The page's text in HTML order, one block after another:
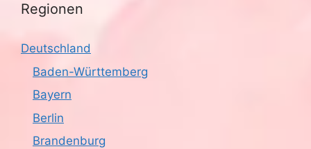
Regionen
Deutschland
Baden-Württemberg
Bayern
Berlin
Brandenburg